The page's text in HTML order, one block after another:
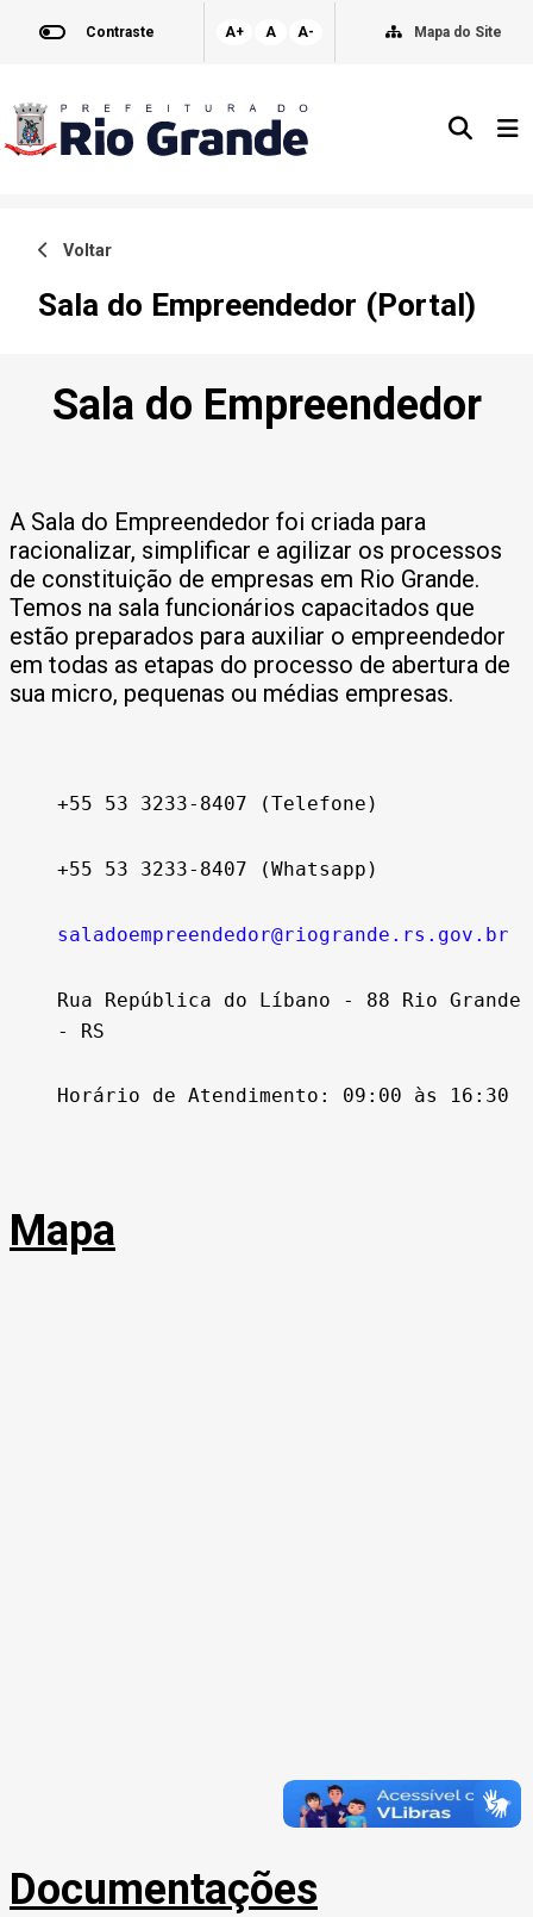
Contraste A+ A A- Mapa do Site
Voltar
Sala do Empreendedor (Portal)
Sala do Empreendedor
A Sala do Empreendedor foi criada para
racionalizar, simplificar e agilizar os processos
de constituição de empresas em Rio Grande.
Temos na sala funcionários capacitados que
estão preparados para auxiliar o empreendedor
em todas as etapas do processo de abertura de
sua micro, pequenas ou médias empresas.
+55 53 3233-8407 (Telefone)
+55 53 3233-8407 (Whatsapp)
saladoempreendedor@riogrande.rs.gov.br
Rua República do Líbano - 88 Rio Grande
- RS
Horário de Atendimento: 09:00 às 16:30
Mapa
Documentações